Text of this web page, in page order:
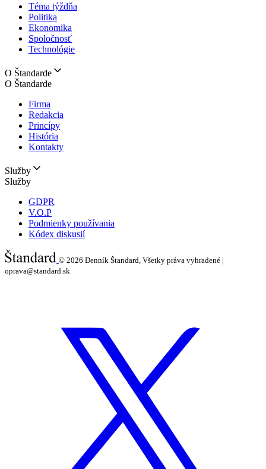
Téma týždňa
Politika
Ekonomika
Spoločnosť
Technológie
O Štandarde
O Štandarde
Firma
Redakcia
Princípy
História
Kontakty
Služby
Služby
GDPR
V.O.P
Podmienky používania
Kódex diskusií
© 2026 Denník Štandard, Všetky práva vyhradené |
oprava@standard.sk